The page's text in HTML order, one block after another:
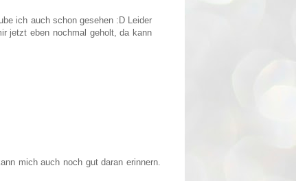
ich auch schon gesehen :D Leider
jetzt eben nochmal geholt, da kann
mich auch noch gut daran erinnern.